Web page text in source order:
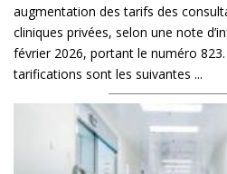
augmentation des tarifs des
cliniques privées, selon une note
février 2026, portant le numéro
tarifications sont les suivantes ...